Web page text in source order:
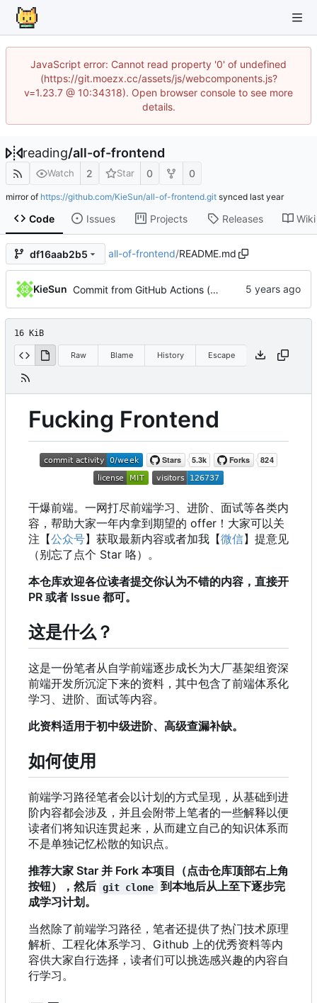
JavaScript error: Cannot read property '0' of undefined
(https://git.moezx.cc/assets/js/webcomponents.js?
v=1.23.7 @ 10:34318). Open browser console to see more
details.
reading/all-of-frontend
Watch 2 Star 0 0
mirror of https://github.com/KieSun/all-of-frontend.git synced
Code Issues Projects Releases Wiki
df16aab2b5 all-of-frontend/README.md
KieSun Commit from GitHub Actions (markdown-autodocs)
16 KiB
Raw Blame History Escape
Fucking Frontend
干爆前端。一网打尽前端学习、进阶、面试等各类内
容，帮助大家一年内拿到期望的 offer ！ 大家可以关
注【公众号】获取最新内容或者加我【微信】提意见
（别忘了点个 Star 咯）。
本仓库欢迎各位读者提交你认为不错的内容，直接开
PR 或者 Issue 都可。
这是什么？
这是一份笔者从自学前端逐步成长为大厂基架组资深
前端开发所沉淀下来的资料，其中包含了前端体系化
学习、进阶、面试等内容。
此资料适用于初中级进阶、高级查漏补缺。
如何使用
前端学习路径笔者会以计划的方式呈现，从基础到进
阶内容都会涉及，并且会附带上笔者的一些解释以便
读者们将知识连贯起来，从而建立自己的知识体系而
不是单独记忆松散的知识点。
推荐大家 Star 并 Fork 本项目（点击仓库顶部右上角
按钮），然后 git clone
到本地后从上至下逐步完
成学习计划。
当然除了前端学习路径 ， 笔者还提供了热门技术原理
解析、工程化体系学习、Github 上的优秀资料等内
容供大家自行选择，读者们可以挑选感兴趣的内容自
行学习。